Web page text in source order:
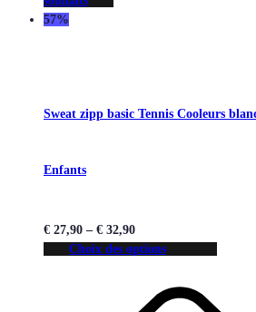
57%
Sweat zipp basic Tennis Cooleurs
Enfants
€ 27,90 – € 32,90
Choix des options